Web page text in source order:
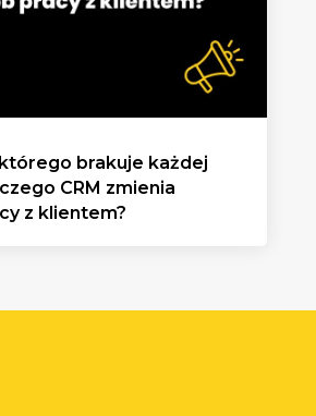
brakuje każdej
CRM zmienia
z klientem?